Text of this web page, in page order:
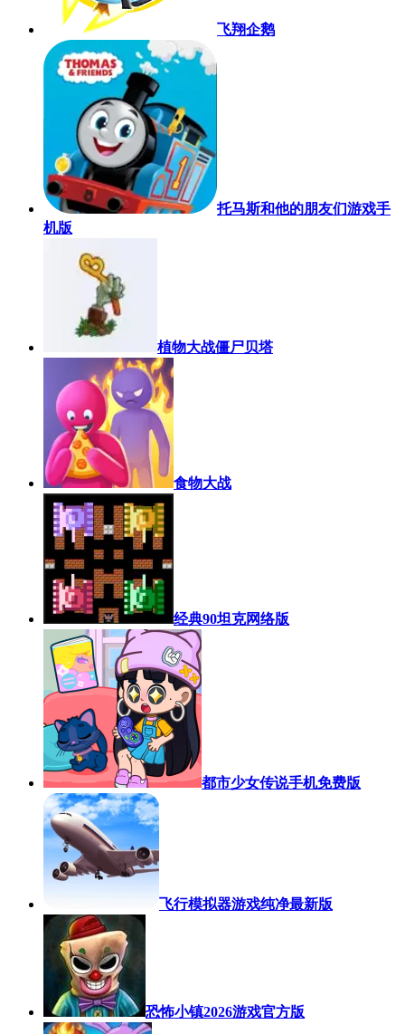
飞翔企鹅
托马斯和他的朋友们游戏手
机版
植物大战僵尸贝塔
食物大战
经典90坦克网络版
都市少女传说手机免费版
飞行模拟器游戏纯净最新版
恐怖小镇2026游戏官方版